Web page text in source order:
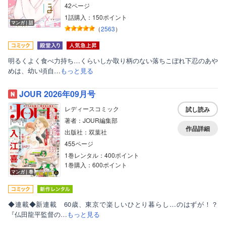
マンガ｜話
42ページ
1話購入：150ポイント
（2563）
明るくよく食べ力持ち…くらいしか取り柄のない落ちこぼれ下忍のあや
めは、幼い頃自…もっと見る
JOUR 2026年09月号
マンガ｜巻
レディースコミック
著者：JOUR編集部
出版社：双葉社
455ページ
1巻レンタル：400ポイント
1巻購入：600ポイント
試し読み
作品詳細
◆連載◆新連載 60歳、東京で楽しいひとり暮らし…のはずが！？
『仏田龍平監督の…もっと見る